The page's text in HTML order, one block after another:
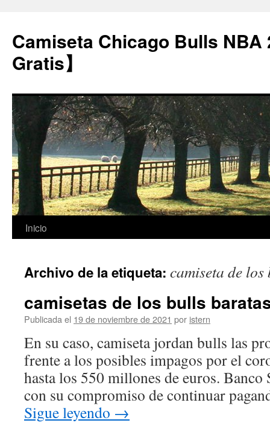
Camiseta Chicago Bulls NBA
Gratis】
Saltar
contenido
Inicio
Archivo de la etiqueta: camiseta de
camisetas de los bulls
Publicada el 19 de noviembre de 2021 por istern
En su caso, camiseta jordan bulls las
frente a los posibles impagos por el
hasta los 550 millones de euros.
con su compromiso de continuar
Sigue leyendo →